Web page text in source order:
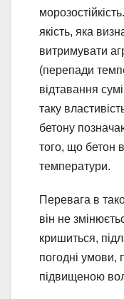
якість, яка
витримувати
(перепади
відтавання
таку
бетону
того, що бетон
температури.
Перевага в
він не
кришиться,
погодні умови,
підвищеною